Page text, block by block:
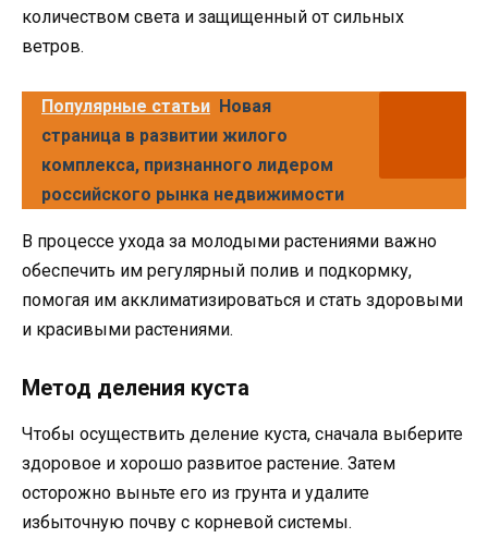
количеством света и защищенный от сильных
ветров.
Популярные статьи Новая
страница в развитии жилого
комплекса, признанного лидером
российского рынка недвижимости
В процессе ухода за молодыми растениями важно
обеспечить им регулярный полив и подкормку,
помогая им акклиматизироваться и стать здоровыми
и красивыми растениями.
Метод деления куста
Чтобы осуществить деление куста, сначала выберите
здоровое и хорошо развитое растение. Затем
осторожно выньте его из грунта и удалите
избыточную почву с корневой системы.